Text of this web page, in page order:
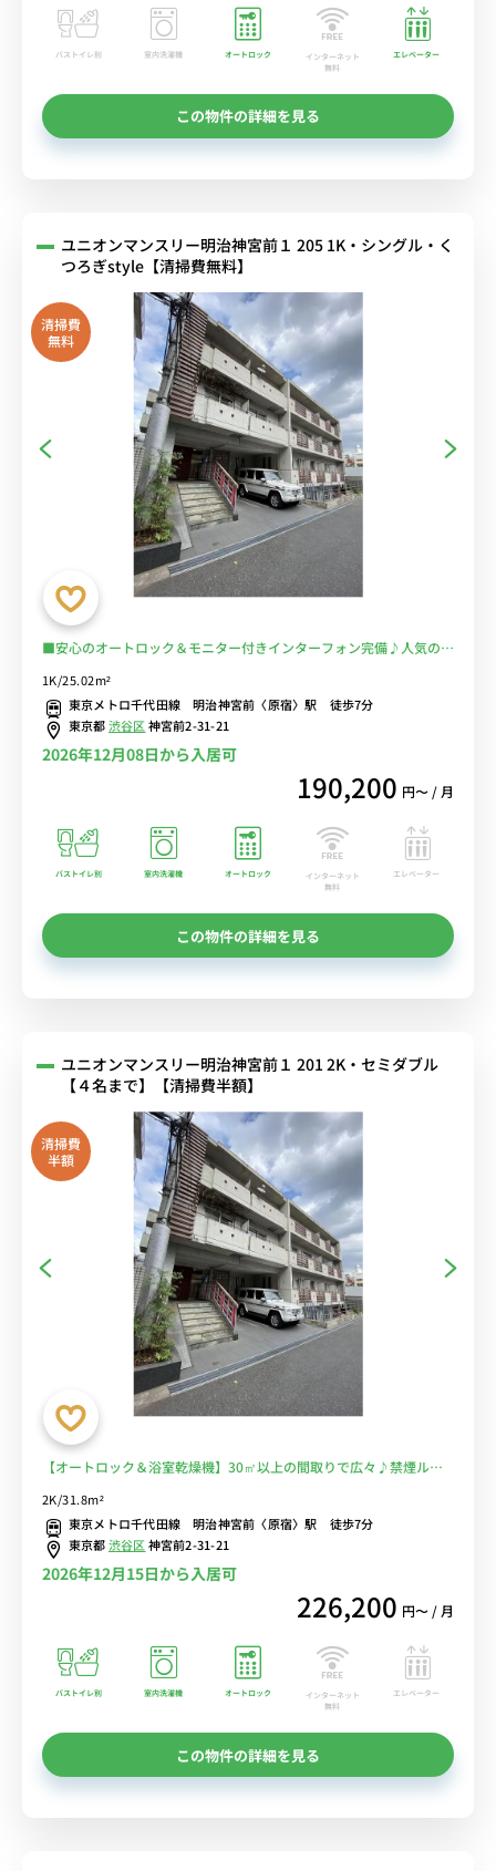
バストイレ別 室内洗濯機 オートロック
インターネット
無料
エレベーター
この物件の詳細を見る
ユニオンマンスリー明治神宮前１ 205 1K・シングル・く
つろぎstyle【清掃費無料】
清掃費
無料
■安心のオートロック＆モニター付きインターフォン完備♪人気のバ
ファ＆ローテーブルでゆったりくつろげる♪■JR山手線「原宿駅」
徒歩9分／設備が充実してるお部屋です■選べるWi-Fi格安レンタル
中！
1K/25.02m²
東京メトロ千代田線 明治神宮前〈原宿〉駅 徒歩7分
東京都渋谷区神宮前2-31-21
2026年12月08日から入居可
190,200 円〜 / 月
バストイレ別 室内洗濯機 オートロック
インターネット
無料
エレベーター
この物件の詳細を見る
ユニオンマンスリー明治神宮前１ 201 2K・セミダブル
【４名まで】【清掃費半額】
清掃費
半額
【オートロック＆浴室乾燥機】30㎡以上の間取りで広々♪禁煙ルー
ムで清潔なおうち時間を！駅徒歩7分も嬉しいハイスペ物件■選べる
Wi-Fi格安レンタル中！
2K/31.8m²
東京メトロ千代田線 明治神宮前〈原宿〉駅 徒歩7分
東京都渋谷区神宮前2-31-21
2026年12月15日から入居可
226,200 円〜 / 月
バストイレ別 室内洗濯機 オートロック
インターネット
無料
エレベーター
この物件の詳細を見る